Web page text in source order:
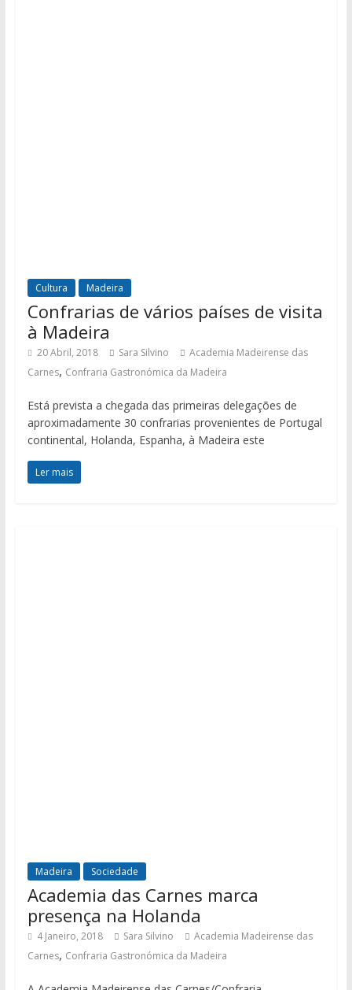
Cultura Madeira
Confrarias de vários países de visita
à Madeira
20 Abril, 2018 Sara Silvino
Academia Madeirense das
Carnes, Confraria Gastronómica da Madeira
Está prevista a chegada das primeiras delegações de
aproximadamente 30 confrarias provenientes de Portugal
continental, Holanda, Espanha, à Madeira este
Ler mais
Madeira Sociedade
Academia das Carnes marca
presença na Holanda
4 Janeiro, 2018 Sara Silvino
Academia Madeirense das
Carnes, Confraria Gastronómica da Madeira